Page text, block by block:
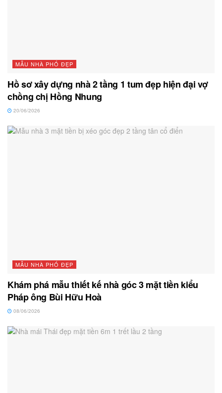
MẪU NHÀ PHỐ ĐẸP
Hồ sơ xây dựng nhà 2 tầng 1 tum đẹp hiện đại vợ
chồng chị Hồng Nhung
20/06/2026
MẪU NHÀ PHỐ ĐẸP
Khám phá mẫu thiết kế nhà góc 3 mặt tiền kiểu
Pháp ông Bùi Hữu Hoà
08/06/2026